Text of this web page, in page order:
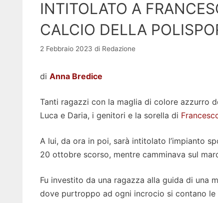
INTITOLATO A
CALCIO DELLA
2 Febbraio 2023 di Redazione
di Anna Bredice
Tanti ragazzi con la maglia di colore azzurro
Luca e Daria, i genitori e la sorella di
A lui, da ora in poi, sarà intitolato l’impianto
20 ottobre scorso, mentre camminava sul
Fu investito da una ragazza alla guida di una
dove purtroppo ad ogni incrocio si contano